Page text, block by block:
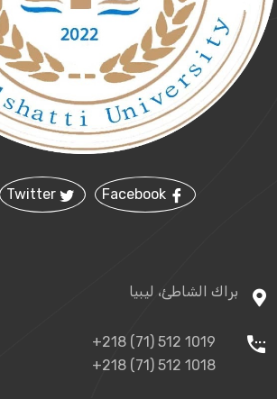
براك الشاطئ، ليبيا
+218 (71) 512 1019
+218 (71) 512 1018